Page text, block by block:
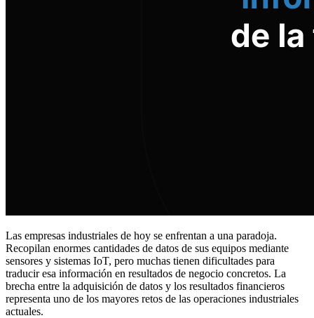
Las empresas industriales de hoy se enfrentan a una paradoja.
Recopilan enormes cantidades de datos de sus equipos mediante
sensores y sistemas IoT, pero muchas tienen dificultades para
traducir esa información en resultados de negocio concretos. La
brecha entre la adquisición de datos y los resultados financieros
representa uno de los mayores retos de las operaciones industriales
actuales.